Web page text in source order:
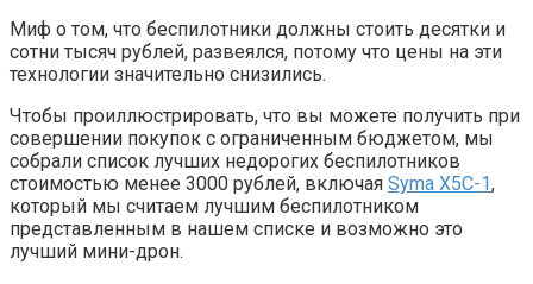
Миф о том, что беспилотники должны стоить десятки и
сотни тысяч рублей, развеялся, потому что цены на эти
технологии значительно снизились.
Чтобы проиллюстрировать, что вы можете получить при
совершении покупок с ограниченным бюджетом, мы
собрали список лучших недорогих беспилотников
стоимостью менее 3000 рублей, включая Syma X5C-1,
который мы считаем лучшим беспилотником
представленным в нашем списке и возможно это
лучший мини-дрон.